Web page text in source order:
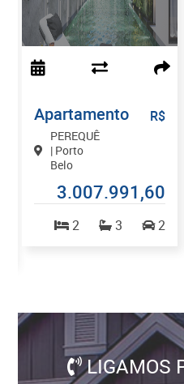
Apartamento
PEREQUÊ
| Porto
Belo
R$
3.007.991,60
2 3 2
LIGAMOS